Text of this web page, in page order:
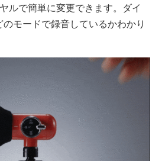
ルで簡単に変更できます。ダイ
モードで録音しているかわかり